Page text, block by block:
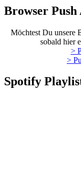
Browser Push
Möchtest Du unsere
sobald hier
>
>
Spotify